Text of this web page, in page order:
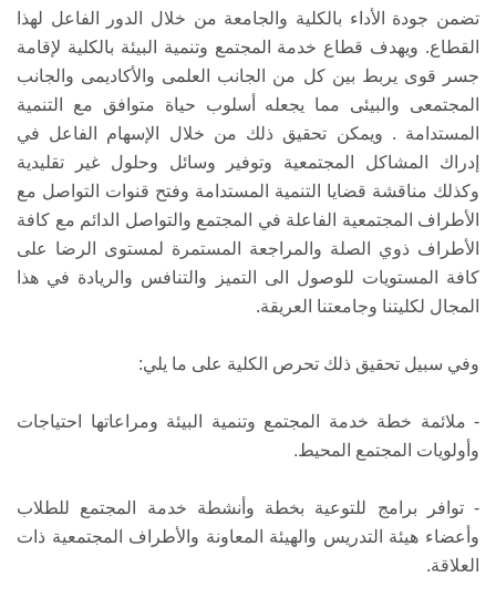
تضمن جودة الأداء بالكلية والجامعة من خلال الدور الفاعل لهذا
القطاع. ويهدف قطاع خدمة المجتمع وتنمية البيئة بالكلية لإقامة
جسر قوى يربط بين كل من الجانب العلمى والأكاديمى والجانب
المجتمعى والبيئى مما يجعله أسلوب حياة متوافق مع التنمية
المستدامة . ويمكن تحقيق ذلك من خلال الإسهام الفاعل في
إدراك المشاكل المجتمعية وتوفير وسائل وحلول غير تقليدية
وكذلك مناقشة قضايا التنمية المستدامة وفتح قنوات التواصل مع
الأطراف المجتمعية الفاعلة في المجتمع والتواصل الدائم مع كافة
الأطراف ذوي الصلة والمراجعة المستمرة لمستوى الرضا على
كافة المستويات للوصول الى التميز والتنافس والريادة في هذا
المجال لكليتنا وجامعتنا العريقة.
وفي سبيل تحقيق ذلك تحرص الكلية على ما يلي:
- ملائمة خطة خدمة المجتمع وتنمية البيئة ومراعاتها احتياجات
وأولويات المجتمع المحيط.
- توافر برامج للتوعية بخطة وأنشطة خدمة المجتمع للطلاب
وأعضاء هيئة التدريس والهيئة المعاونة والأطراف المجتمعية ذات
العلاقة.